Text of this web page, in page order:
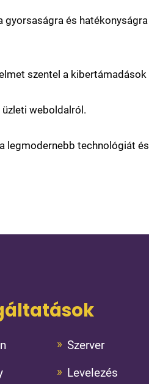
és hatékonyságra
szentel a kibertámadások
weboldalról.
legmodernebb technológiát
Szerver
Levelezés